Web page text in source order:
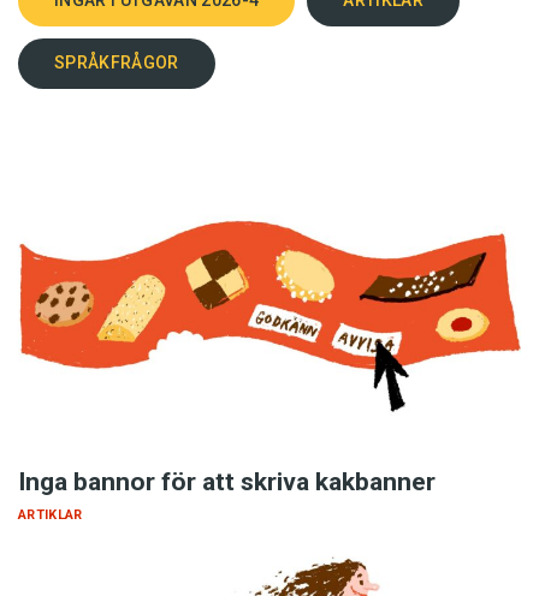
SPRÅKFRÅGOR
Inga bannor för att skriva kakbanner
ARTIKLAR